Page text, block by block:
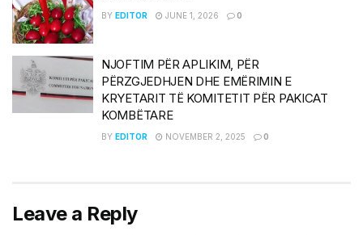
BY EDITOR JUNE 1, 2026 0
NJOFTIM PËR APLIKIM, PËR
PËRZGJEDHJEN DHE EMËRIMIN E
KRYETARIT TË KOMITETIT PËR PAKICAT
KOMBËTARE
BY EDITOR NOVEMBER 2, 2025 0
Leave a Reply